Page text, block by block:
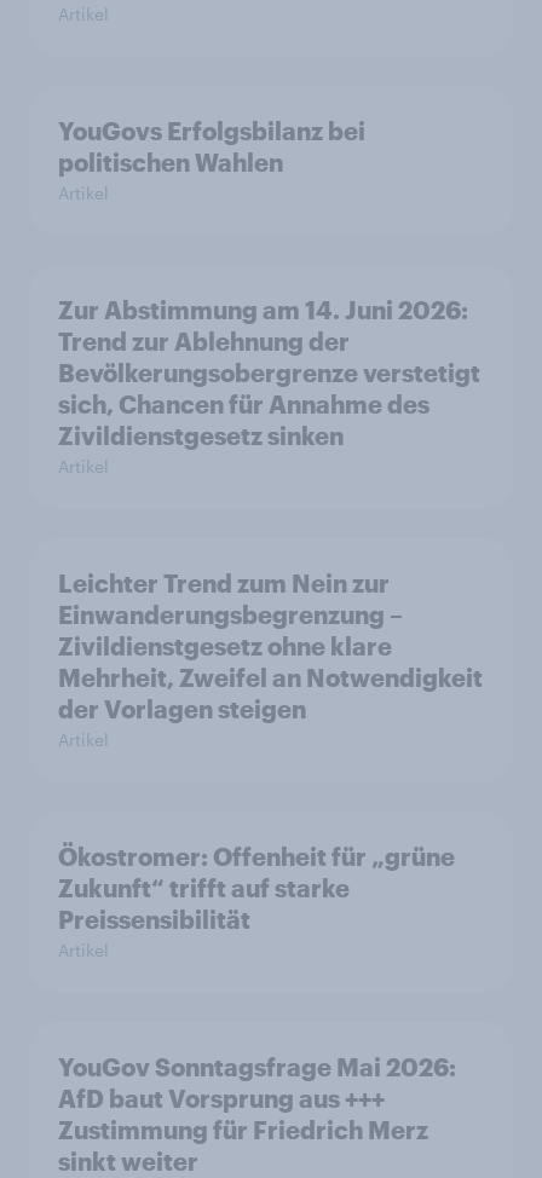
Artikel
YouGovs Erfolgsbilanz bei
politischen Wahlen
Artikel
Zur Abstimmung am 14. Juni 2026:
Trend zur Ablehnung der
Bevölkerungsobergrenze verstetigt
sich, Chancen für Annahme des
Zivildienstgesetz sinken
Artikel
Leichter Trend zum Nein zur
Einwanderungsbegrenzung –
Zivildienstgesetz ohne klare
Mehrheit, Zweifel an Notwendigkeit
der Vorlagen steigen
Artikel
Ökostromer: Offenheit für „grüne
Zukunft“ trifft auf starke
Preissensibilität
Artikel
YouGov Sonntagsfrage Mai 2026:
AfD baut Vorsprung aus +++
Zustimmung für Friedrich Merz
sinkt weiter